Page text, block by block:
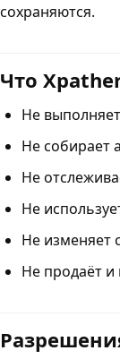
сохраняются.
Что
Не
Не собирает
Не
Не
Не изменяет
Не продаёт